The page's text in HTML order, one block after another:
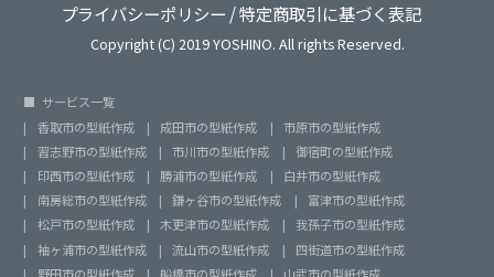
プライバシーポリシー /特定商取引に基づく表記
Copyright (C) 2019 YOSHINO. All rights Reserved.
サービス一覧
香取市の型紙作成
成田市の型紙作成
市原市の型紙作成
習志野市の型紙作成
市川市の型紙作成
御宿町の型紙作成
印西市の型紙作成
勝浦市の型紙作成
白井市の型紙作成
南房総市の型紙作成
鎌ヶ谷市の型紙作成
富津市の型紙作成
松戸市の型紙作成
木更津市の型紙作成
我孫子市の型紙作成
袖ヶ浦市の型紙作成
流山市の型紙作成
四街道市の型紙作成
野田市の型紙作成
船橋市の型紙作成 山武市の型紙作成